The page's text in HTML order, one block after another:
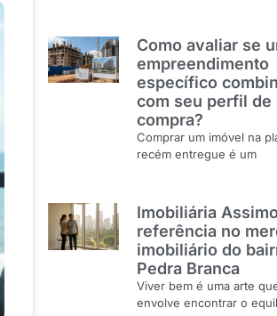
Como avaliar se
empreendimento
específico
com seu perfil de
compra?
Comprar um imóvel na
recém entregue é um
Imobiliária
referência no
imobiliário do
Pedra Branca
Viver bem é uma arte
envolve encontrar o